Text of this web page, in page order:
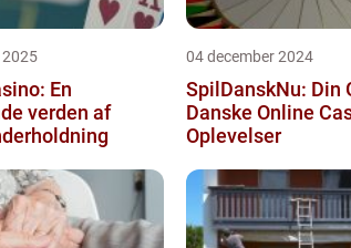
En
verden af
04 december 2024
SpilDanskNu: Din
Danske Online
Oplevelser